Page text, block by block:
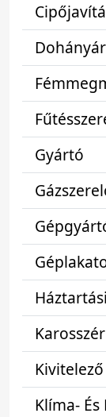
Gyártó
Kivitelező
Klíma-